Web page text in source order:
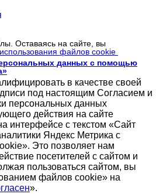
Оставаясь на сайте, вы
файлов cookie
данных с помощью
в качестве своей
под настоящим Согласием и
персональных данных
действия на сайте
интерфейсе с текстом «Сайт
Яндекс Метрика с
Это позволяет нам
посетителей с сайтом и
пользоваться сайтом, вы
файлов cookie» на
».